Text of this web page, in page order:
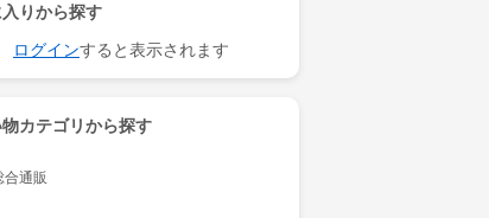
りから探す
ログインすると表示されます
カテゴリから探す
合通販